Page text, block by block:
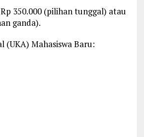
350.000 (pilihan tunggal) atau
ganda).
(UKA) Mahasiswa Baru: